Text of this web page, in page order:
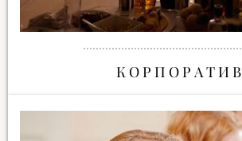
К О Р П О Р А Т И В